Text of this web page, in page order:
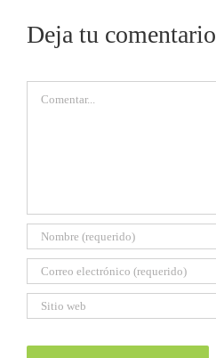
Deja tu comentario
Comentar